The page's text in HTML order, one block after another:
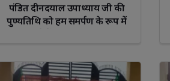
पंडित दीनदयाल उपाध्याय जी की
पुण्यतिथि को हम समर्पण के रूप में
मनाते हैं।- चंचल पाटीदार